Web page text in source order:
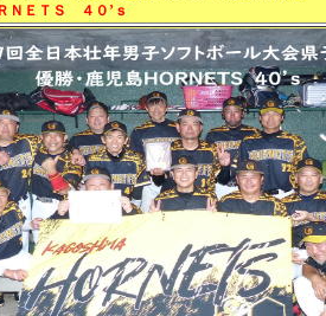
ＮＥＴＳ ４０’ｓ